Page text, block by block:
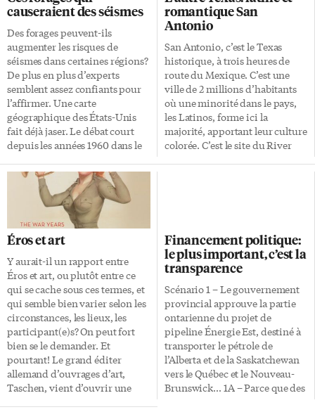
signaux émis par les sources
d’ondes gravitationnelles sont
très faibles et cachés dans un
énorme bruit de fond, explique
l’astrophysicienne Maria
Alessandra Papa. Selon elle, cet
effort citoyen permettrait donc
de contribuer à un tri
nécessitant d’énormes
ressources de calcul — […]
«Généralement, j’essaie de
trouver des endroits différents,
car ça demande au public d’être
alerte et attentif d’une autre
manière.» La pièce a commencé
dans le bus où le public avait
rendez-vous […]
causeraient des séismes
Des forages peuvent-ils
augmenter les risques de
séismes dans certaines régions?
De plus en plus d’experts
semblent assez confiants pour
l’affirmer. Une carte
géographique des États-Unis
fait déjà jaser. Le débat court
depuis les années 1960 dans le
fait, rappelle le Scientific
American, il commençait à se
dégager une consensus dès la
fin des années 1960, mais celui-
ci avait manifestement été
oublié à la fin des années 2000,
lorsqu’ont commencé à se
répandre des rumeurs autour
des forages pour du gaz de
schiste. Le fait que ce type de
forage nécessite l’injection de
tonnes d’eau dans la roche […]
romantique San
Antonio
San Antonio, c’est le Texas
historique, à trois heures de
route du Mexique. C’est une
ville de 2 millions d’habitants
où une minorité dans le pays,
les Latinos, forme ici la
majorité, apportant leur culture
colorée. C’est le site du River
de plages. C’est donc une ville
du Sud qui attire peu les
Canadiens malgré ses 300
journées ensoleillées par année.
Le Texas projette aussi chez
nous une image très carrée […]
Éros et art
Y aurait-il un rapport entre
Éros et art, ou plutôt entre ce
qui se cache sous ces termes, et
qui semble bien varier selon les
circonstances, les lieux, les
participant(e)s? On peut fort
bien se le demander. Et
pourtant! Le grand éditer
allemand d’ouvrages d’art,
Taschen, vient d’ouvrir une
Financement politique:
le plus important, c’est la
transparence
Scénario 1 – Le gouvernement
provincial approuve la partie
ontarienne du projet de
pipeline Énergie Est, destiné à
transporter le pétrole de
l’Alberta et de la Saskatchewan
vers le Québec et le Nouveau-
Brunswick… 1A – Parce que des